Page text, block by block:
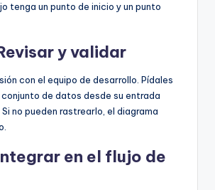
tenga un punto de inicio y un punto
y validar
con el equipo de desarrollo. Pídales
conjunto de datos desde su entrada
no pueden rastrearlo, el diagrama
en el flujo de